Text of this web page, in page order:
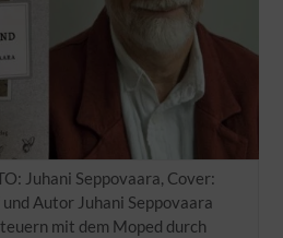
Juhani Seppovaara, Cover:
Autor Juhani Seppovaara
mit dem Moped durch